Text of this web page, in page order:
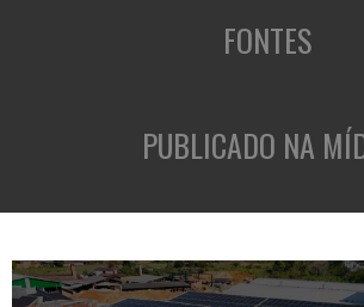
FONTES
PUBLICADO NA